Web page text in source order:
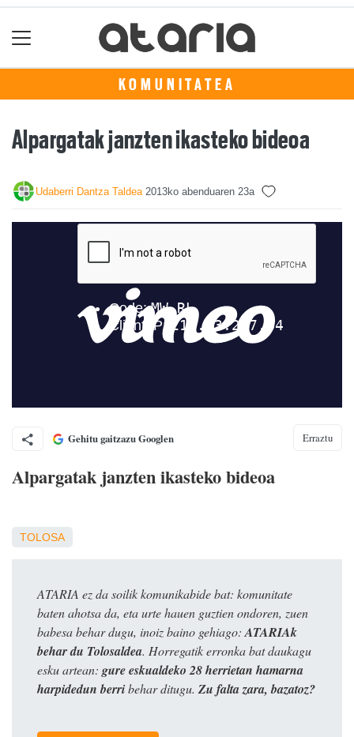
KOMUNITATEA
Alpargatak janzten ikasteko bideoa
Udaberri Dantza Taldea 2013ko abenduaren 23a
Gehitu gaitzazu Googlen Erraztu
Alpargatak janzten ikasteko bideoa
TOLOSA
ATARIA ez da soilik komunikabide bat: komunitate
baten ahotsa da, eta urte hauen guztien ondoren, zuen
babesa behar dugu, inoiz baino gehiago:ATARIAk
behar du Tolosaldea. Horregatik erronka bat daukagu
esku artean: gure eskualdeko 28 herrietan hamarna
harpidedun berribehar ditugu. Zu falta zara, bazatoz?